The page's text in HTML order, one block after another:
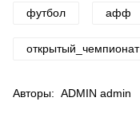
футбол афф
открытый_чемпионат
Авторы: ADMIN admin